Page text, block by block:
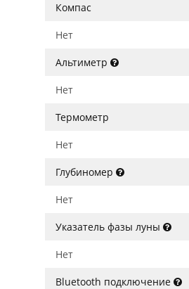
Компас
Нет
Альтиметр
Нет
Термометр
Нет
Глубиномер
Нет
Указатель фазы луны
Нет
Bluetooth подключение